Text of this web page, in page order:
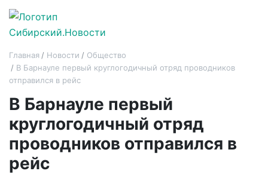
Главная Новости
Общество
В Барнауле первый круглогодичный отряд проводников
отправился в рейс
В Барнауле первый
круглогодичный отряд
проводников отправился в
рейс